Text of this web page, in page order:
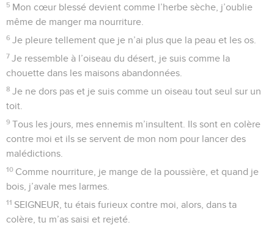
5 Mon cœur blessé devient comme l’herbe sèche, j’oublie
même de manger ma nourriture.
6 Je pleure tellement que je n’ai plus que la peau et les os.
7 Je ressemble à l’oiseau du désert, je suis comme la
chouette dans les maisons abandonnées.
8 Je ne dors pas et je suis comme un oiseau tout seul sur un
toit.
9 Tous les jours, mes ennemis m’insultent. Ils sont en colère
contre moi et ils se servent de mon nom pour lancer des
malédictions.
10 Comme nourriture, je mange de la poussière, et quand je
bois, j’avale mes larmes.
11 SEIGNEUR, tu étais furieux contre moi, alors, dans ta
colère, tu m’as saisi et rejeté.